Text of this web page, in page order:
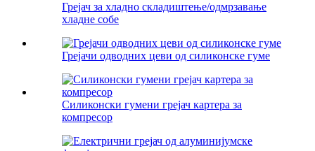
Грејач за хладно складиштење/одмрзавање
хладне собе
Грејачи одводних цеви од силиконске гуме
Силиконски гумени грејач картера за
компресор